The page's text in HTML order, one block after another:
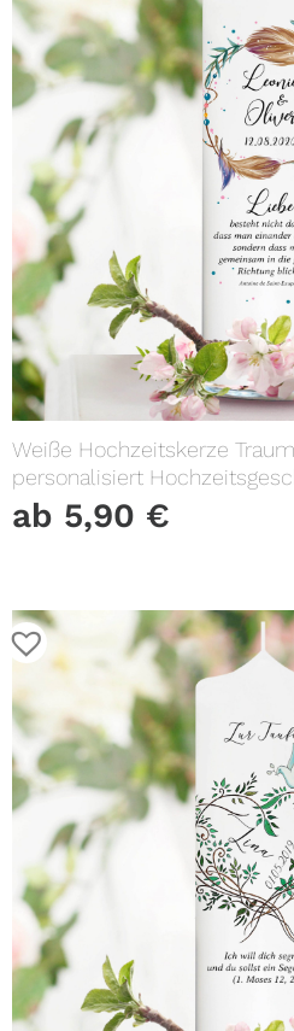
Weiße Hochzeitskerze
personalisiert
ab 5,90 €